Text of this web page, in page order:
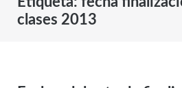
clases 2013